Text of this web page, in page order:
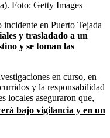
Foto: Getty Images
en Puerto Tejada
y trasladado a un
y se toman las
en curso, en
y la responsabilidad
locales aseguraron que,
bajo vigilancia y en un